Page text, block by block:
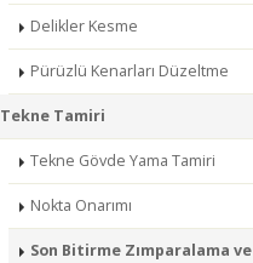
Delikler Kesme
Pürüzlü Kenarları Düzeltme
Tekne Tamiri
Tekne Gövde Yama Tamiri
Nokta Onarımı
Son Bitirme Zımparalama ve